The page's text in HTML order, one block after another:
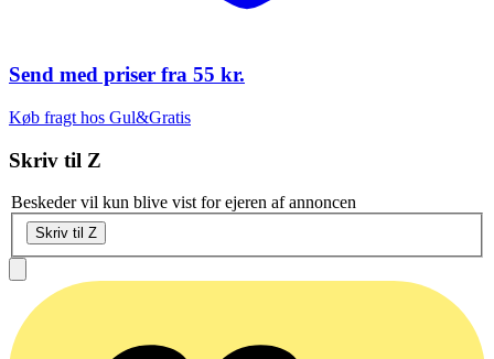
Send med priser fra 55 kr.
Køb fragt hos Gul&Gratis
Skriv til Z
Beskeder vil kun blive vist for ejeren af annoncen
Skriv til Z